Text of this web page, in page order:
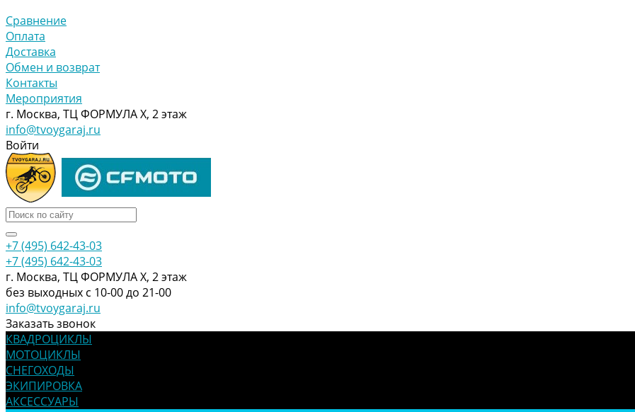
Сравнение
Оплата
Доставка
Обмен и возврат
Контакты
Мероприятия
г. Москва, ТЦ ФОРМУЛА Х, 2 этаж
info@tvoygaraj.ru
Войти
+7 (495) 642-43-03
+7 (495) 642-43-03
г. Москва, ТЦ ФОРМУЛА Х, 2 этаж
без выходных с 10-00 до 21-00
info@tvoygaraj.ru
Заказать звонок
КВАДРОЦИКЛЫ
МОТОЦИКЛЫ
СНЕГОХОДЫ
ЭКИПИРОВКА
АКСЕССУАРЫ